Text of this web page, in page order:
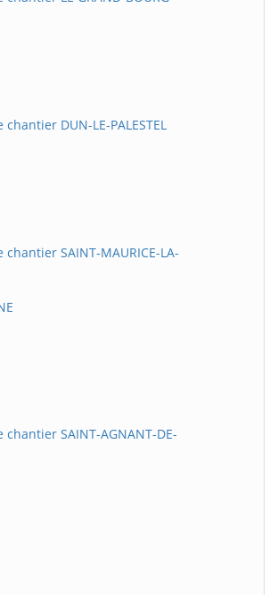
DUN-LE-PALESTEL
chantier SAINT-MAURICE-LA-
chantier SAINT-AGNANT-DE-